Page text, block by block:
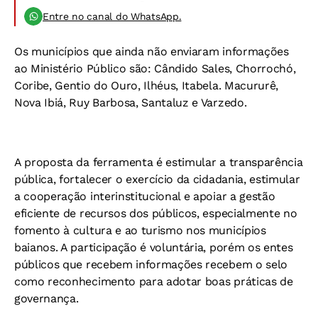
Entre no canal do WhatsApp.
Os municípios que ainda não enviaram informações
ao Ministério Público são: Cândido Sales, Chorrochó,
Coribe, Gentio do Ouro, Ilhéus, Itabela. Macururê,
Nova Ibiá, Ruy Barbosa, Santaluz e Varzedo.
A proposta da ferramenta é estimular a transparência
pública, fortalecer o exercício da cidadania, estimular
a cooperação interinstitucional e apoiar a gestão
eficiente de recursos dos públicos, especialmente no
fomento à cultura e ao turismo nos municípios
baianos. A participação é voluntária, porém os entes
públicos que recebem informações recebem o selo
como reconhecimento para adotar boas práticas de
governança.